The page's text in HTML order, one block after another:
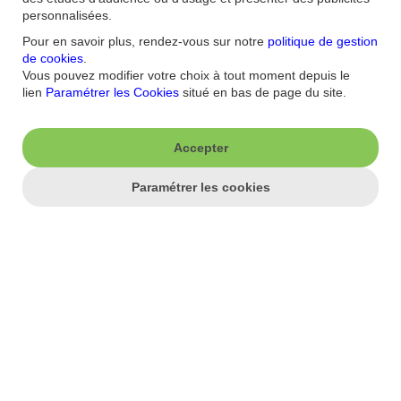
Nous contacter
Aide/FAQ
Nos formulaires
personnalisées.
Pour en savoir plus, rendez-vous sur notre politique de gestion
de cookies
Vous pouvez modifier votre choix à tout moment depuis le
lien Paramétrer les Cookies situé en bas de page du site.
Accepter
Paramétrer les cookies